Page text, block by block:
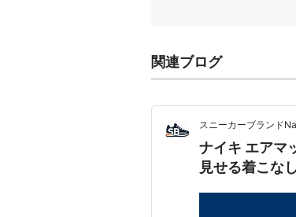
関連ブログ
スニーカーブランド
ナイキ エアマ
見せる着こな